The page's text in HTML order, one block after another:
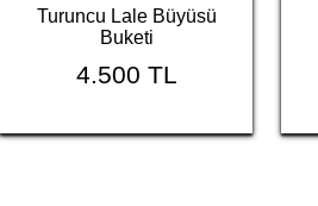
Turuncu Lale Büyüsü
Buketi
4.500 TL